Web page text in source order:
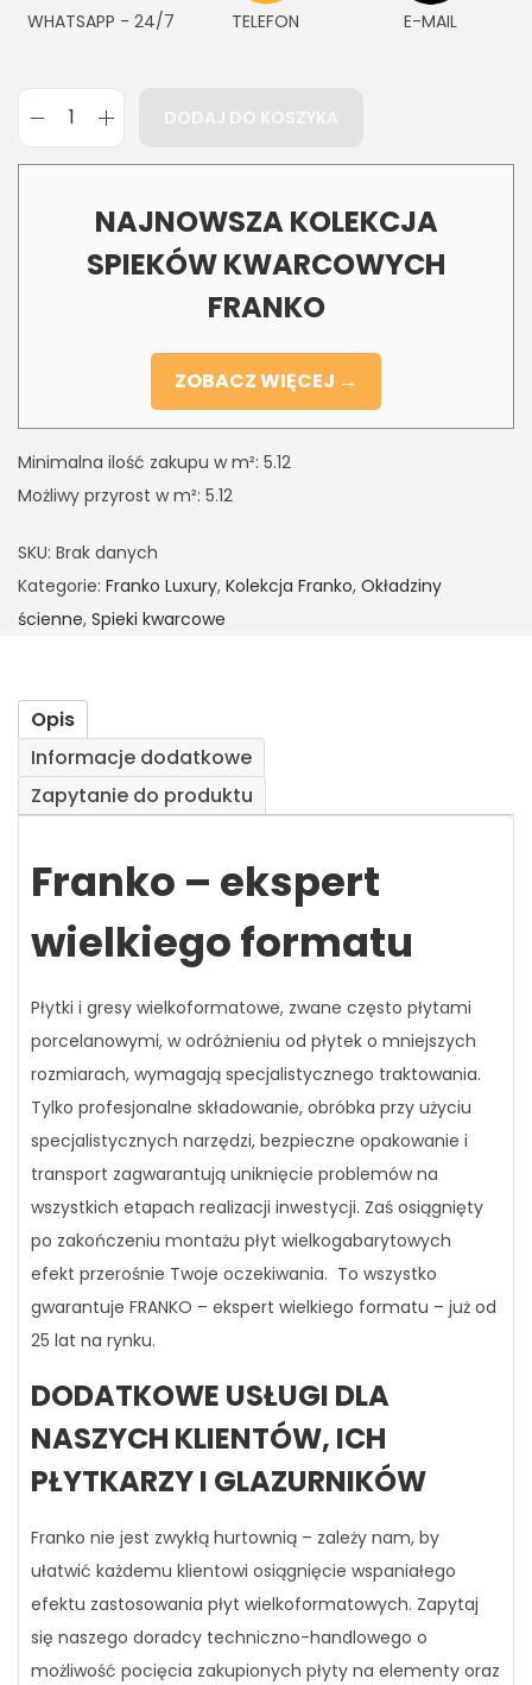
WHATSAPP - 24/7 TELEFON E-MAIL
NAJNOWSZA KOLEKCJA
SPIEKÓW KWARCOWYCH
FRANKO
ZOBACZ WIĘCEJ →
Minimalna ilość zakupu w m²: 5.12
Możliwy przyrost w m²: 5.12
SKU: Brak danych
Kategorie: Franko Luxury, Kolekcja Franko, Okładziny
ścienne, Spieki kwarcowe
Opis
Informacje dodatkowe
Zapytanie do produktu
Franko – ekspert
wielkiego formatu
Płytki i gresy wielkoformatowe, zwane często płytami
porcelanowymi, w odróżnieniu od płytek o mniejszych
rozmiarach, wymagają specjalistycznego traktowania.
Tylko profesjonalne składowanie, obróbka przy użyciu
specjalistycznych narzędzi, bezpieczne opakowanie i
transport zagwarantują uniknięcie problemów na
wszystkich etapach realizacji inwestycji. Zaś osiągnięty
po zakończeniu montażu płyt wielkogabarytowych
efekt przerośnie Twoje oczekiwania. To wszystko
gwarantuje FRANKO – ekspert wielkiego formatu – już od
25 lat na rynku.
DODATKOWE USŁUGI DLA
NASZYCH KLIENTÓW, ICH
PŁYTKARZY I GLAZURNIKÓW
Franko nie jest zwykłą hurtownią – zależy nam, by
ułatwić każdemu klientowi osiągnięcie wspaniałego
efektu zastosowania płyt wielkoformatowych. Zapytaj
się naszego doradcy techniczno-handlowego o
możliwość pocięcia zakupionych płyty na elementy oraz